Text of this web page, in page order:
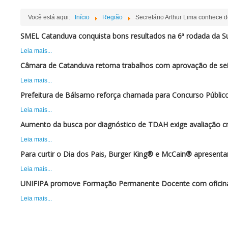
Você está aqui: Início Região Secretário Arthur Lima conhece
SMEL Catanduva conquista bons resultados na 6ª rodada da
Leia mais...
Câmara de Catanduva retoma trabalhos com aprovação de
Leia mais...
Prefeitura de Bálsamo reforça chamada para Concurso
Leia mais...
Aumento da busca por diagnóstico de TDAH exige avaliação
Leia mais...
Para curtir o Dia dos Pais, Burger King® e McCain®
Leia mais...
UNIFIPA promove Formação Permanente Docente com
Leia mais...